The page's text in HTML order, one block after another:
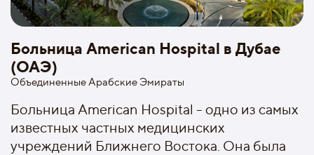
Больница American Hospital в Дубае
(ОАЭ)
Объединенные Арабские Эмираты
Больница American Hospital - одно из самых
известных частных медицинских
учреждений Ближнего Востока. Она была